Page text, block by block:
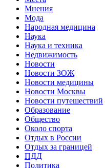
Мнения
Мода
Народная медицина
Наука
Наука и техника
Недвижимость
Новости
Новости ЗОЖ
Новости медицины
Новости Москвы
Новости путешествий
Образование
Общество
Около спорта
Отдых в России
Отдых за границей
ПДД
Политика